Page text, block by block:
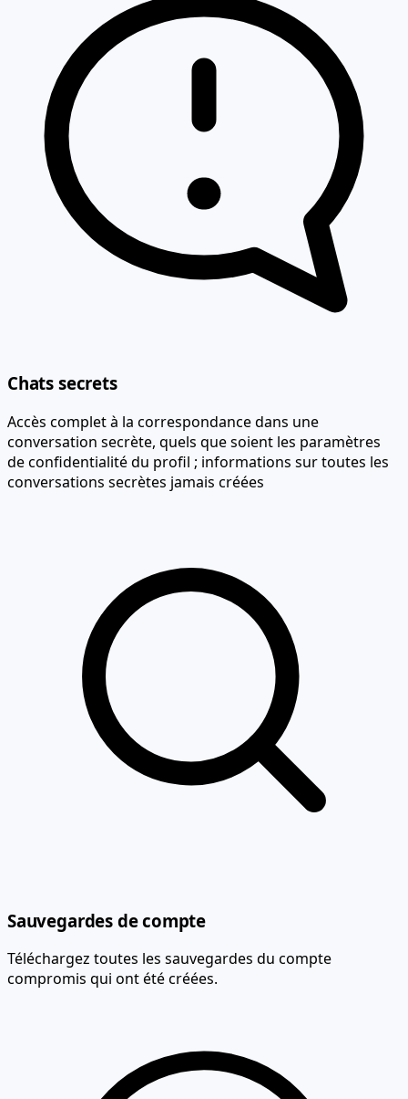
Chats secrets
Accès complet à la correspondance dans une
conversation secrète, quels que soient les paramètres
de confidentialité du profil ; informations sur toutes les
conversations secrètes jamais créées
Sauvegardes de compte
Téléchargez toutes les sauvegardes du compte
compromis qui ont été créées.